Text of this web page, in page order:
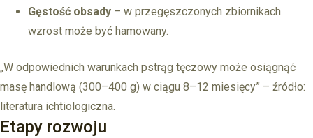
Gęstość obsady – w przegęszczonych zbiornikach
wzrost może być hamowany.
„W odpowiednich warunkach pstrąg tęczowy może osiągnąć
masę handlową (300–400 g) w ciągu 8–12 miesięcy” – źródło:
literatura ichtiologiczna.
Etapy rozwoju